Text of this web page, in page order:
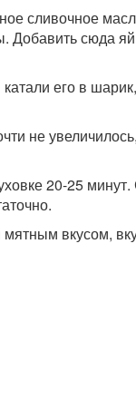
сливочное
сюда
его в
не
20-25
вкусом,